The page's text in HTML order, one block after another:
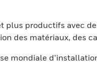
productifs avec
des matériaux, des
mondiale